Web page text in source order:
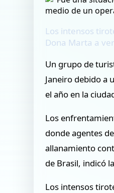
Los intensos
Dona Marta a
Un grupo de
Janeiro debido a
el año en la
Los
donde agentes
allanamiento
de Brasil, indicó
Los intensos